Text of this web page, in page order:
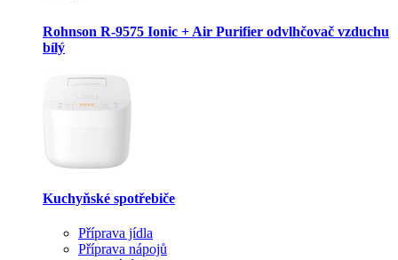
Rohnson R-9575 Ionic + Air Purifier odvlhčovač vzduchu
bílý
Kuchyňské spotřebiče
Příprava jídla
Příprava nápojů